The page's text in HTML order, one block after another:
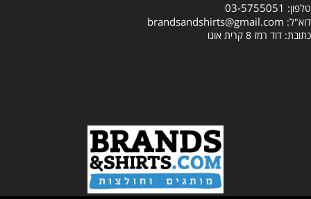
טלפון: 03-5755051
דוא"ל: brandsandshirts@gmail.com
כתובת: דוד רמז 8 קרית אונו